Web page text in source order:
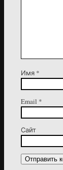
Имя *
Email *
Сайт